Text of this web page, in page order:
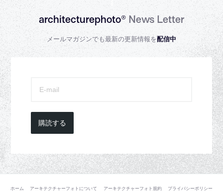
architecturephoto®News Letter
メールマガジンでも最新の更新情報を配信中
購読する
ホーム アーキテクチャーフォトについて アーキテクチャーフォト規約 プライバシーポリシー